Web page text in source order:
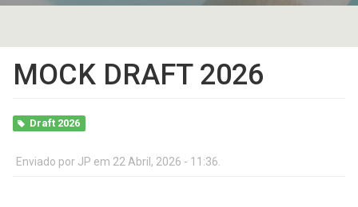
MOCK DRAFT 2026
Draft 2026
Enviado por JP em 22 Abril, 2026 - 11:36.